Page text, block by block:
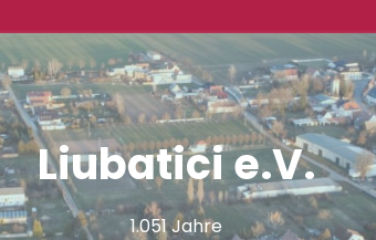
Liubatici e.V.
1.051 Jahre